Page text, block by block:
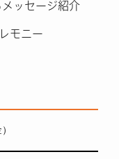
ッセージ紹介
モニー